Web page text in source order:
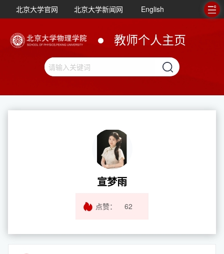
北京大学官网 北京大学新闻网 English
教师个人主页
宣梦雨
点赞： 62